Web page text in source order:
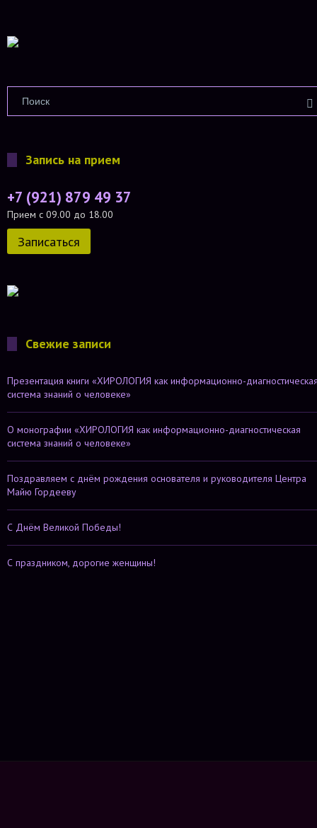
Запись на прием
+7 (921) 879 49 37
Прием с 09.00 до 18.00
Записаться
Свежие записи
Презентация книги «ХИРОЛОГИЯ как информационно-
система знаний о человеке»
О монографии «ХИРОЛОГИЯ как информационно-диагностическая
система знаний о человеке»
Поздравляем с днём рождения основателя и руководителя Центра
Майю Гордееву
С Днём Великой Победы!
С праздником, дорогие женщины!